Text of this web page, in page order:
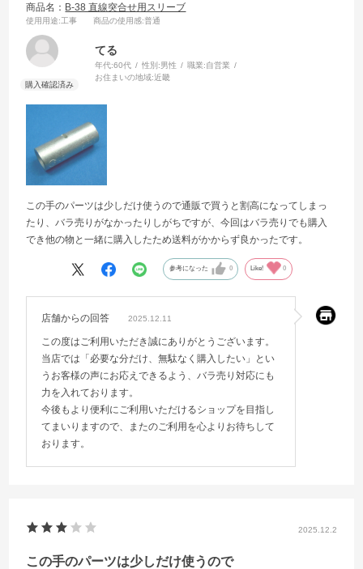
商品名： B-38 直線突合せ用スリーブ
使用用途:工事 商品の使用感:普通
てる
年代:60代 性別:男性 職業:自営業
お住まいの地域:近畿
この手のパーツは少しだけ使うので通販で買うと割高になってしまっ
たり、バラ売りがなかったりしがちですが、今回はバラ売りでも購入
でき他の物と一緒に購入したため送料がかからず良かったです。
参考になった 0 Like! 0
店舗からの回答 2025.12.11
この度はご利用いただき誠にありがとうございます。
当店では「必要な分だけ、無駄なく購入したい」とい
うお客様の声にお応えできるよう、バラ売り対応にも
力を入れております。
今後もより便利にご利用いただけるショップを目指し
てまいりますので、またのご利用を心よりお待ちして
おります。
2025.12.2
この手のパーツは少しだけ使うので